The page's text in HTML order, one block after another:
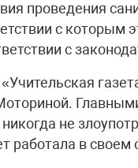
проведения
с которым
с
не
работала в своем